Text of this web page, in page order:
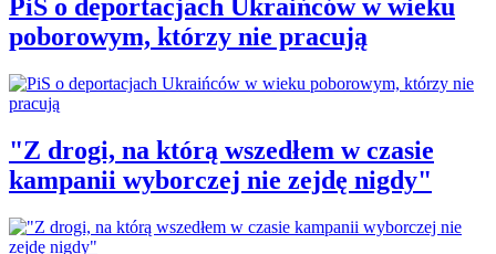
PiS o deportacjach Ukraińców w wieku
poborowym, którzy nie pracują
"Z drogi, na którą wszedłem w czasie
kampanii wyborczej nie zejdę nigdy"